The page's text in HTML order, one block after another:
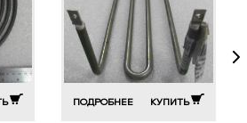
ПОДРОБНЕЕ КУПИТЬ